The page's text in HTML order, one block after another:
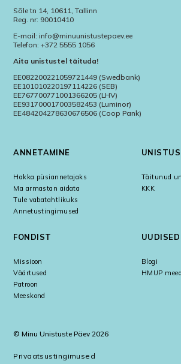
Sõle tn 14, 10611, Tallinn
Reg. nr: 90010410
E-mail: info@minuunistustepaev.ee
Telefon: +372 5555 1056
Aita unistustel täituda!
EE082200221059721449 (Swedbank)
EE101010220197114226 (SEB)
EE767700771001366205 (LHV)
EE931700017003582453 (Luminor)
EE484204278630676506 (Coop Pank)
ANNETAMINE
Hakka püsiannetajaks
Ma armastan aidata
Tule vabatahtlikuks
Annetustingimused
Täitunud
KKK
FONDIST
Missioon
Väärtused
Patroon
Meeskond
UUDISED
Blogi
HMUP
© Minu Unistuste Päev 2026
Privaatsustingimused